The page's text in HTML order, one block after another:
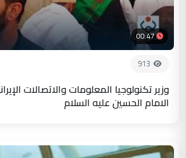
00:47
913
وزير تكنولوجيا المعلومات والاتصالات
الامام الحسين عليه السلام